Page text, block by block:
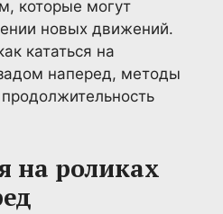
которые могут
новых движений.
кататься на
наперед, методы
на роликах